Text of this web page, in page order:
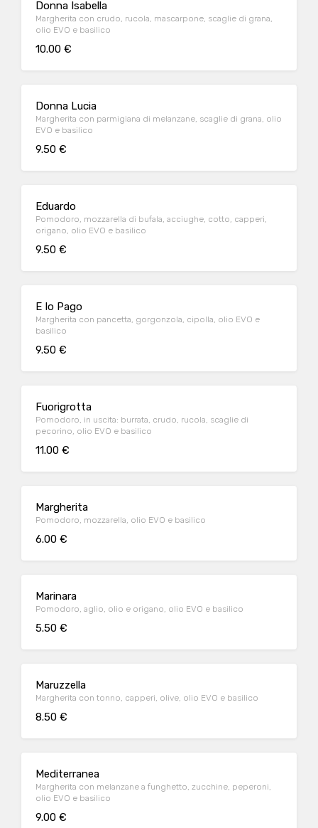
Donna Isabella
Margherita con crudo, rucola, mascarpone, scaglie di grana,
olio EVO e basilico
10.00 €
Donna Lucia
Margherita con parmigiana di melanzane, scaglie di grana, olio
EVO e basilico
9.50 €
Eduardo
Pomodoro, mozzarella di bufala, acciughe, cotto, capperi,
origano, olio EVO e basilico
9.50 €
E Io Pago
Margherita con pancetta, gorgonzola, cipolla, olio EVO e
basilico
9.50 €
Fuorigrotta
Pomodoro, in uscita: burrata, crudo, rucola, scaglie di
pecorino, olio EVO e basilico
11.00 €
Margherita
Pomodoro, mozzarella, olio EVO e basilico
6.00 €
Marinara
Pomodoro, aglio, olio e origano, olio EVO e basilico
5.50 €
Maruzzella
Margherita con tonno, capperi, olive, olio EVO e basilico
8.50 €
Mediterranea
Margherita con melanzane a funghetto, zucchine, peperoni,
olio EVO e basilico
9.00 €